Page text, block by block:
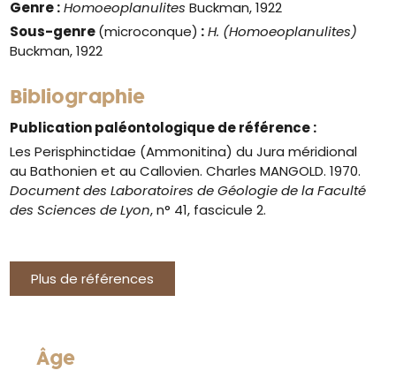
Genre: Homoeoplanulites Buckman, 1922
Sous-genre(microconque) :H. (Homoeoplanulites)
Buckman, 1922
Bibliographie
Publication paléontologique de référence :
Les Perisphinctidae (Ammonitina) du Jura méridional
au Bathonien et au Callovien. Charles MANGOLD. 1970.
Document des Laboratoires de Géologie de la Faculté
des Sciences de Lyon, n° 41, fascicule 2.
Plus de références
Âge